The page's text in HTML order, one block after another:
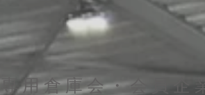
専 用倉 庫 会 ・ 会 員 企